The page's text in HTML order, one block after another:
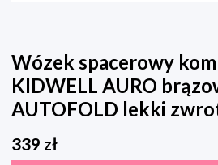
Wózek spacerowy
KIDWELL AURO
AUTOFOLD lekki
339 zł